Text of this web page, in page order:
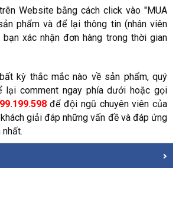
Website bằng cách click vào "MUA
phẩm và để lại thông tin (nhân viên
xác nhận đơn hàng trong thời gian
kỳ thắc mắc nào về sản phẩm, quý
lại comment ngay phía dưới hoặc gọi
để đội ngũ chuyên viên của
giải đáp những vấn đề và đáp ứng
nhất.